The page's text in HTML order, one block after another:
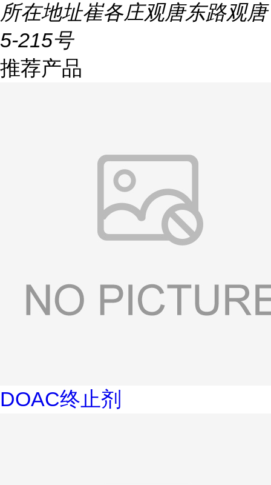
所在地址崔各庄观唐东路观唐
5-215号
推荐产品
DOAC终止剂